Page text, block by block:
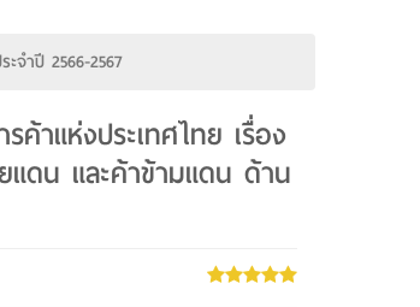
จำปี 2566-2567
ค้าแห่งประเทศไทย เรื่อง
ดน และค้าข้ามแดน ด้าน